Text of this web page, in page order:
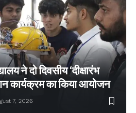
ने दो दिवसीय ‘दीक्षारंभ
कार्यक्रम का किया आयोजन
7, 2026